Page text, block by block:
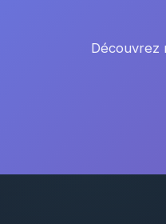
Découvrez